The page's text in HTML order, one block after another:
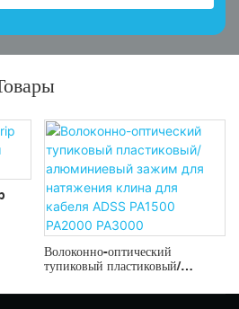
Волоконно-оптический
тупиковый пластиковый/
натяжения клина для кабеля